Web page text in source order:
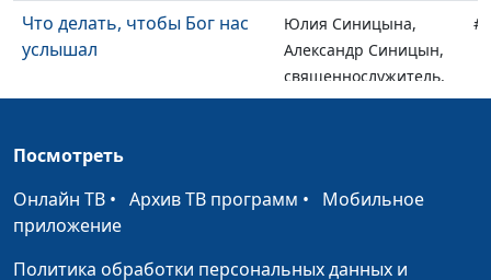
Что делать, чтобы Бог нас
услышал
Юлия Синицына,
Александр Синицын,
священнослужитель,
магистр богословия
Притча о фарисее и мытаре
священнослужитель,
Притча о пустом доме и Юлия Синицына,
Посмотреть
Онлайн ТВ • Архив ТВ программ • Мобильное
приложение
Политика обработки персональных данных и